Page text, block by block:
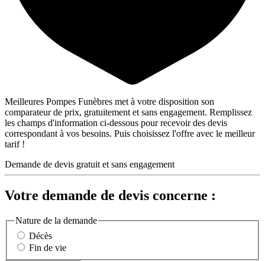
Meilleures Pompes Funèbres met à votre disposition son
comparateur de prix, gratuitement et sans engagement. Remplissez
les champs d'information ci-dessous pour recevoir des devis
correspondant à vos besoins. Puis choisissez l'offre avec le meilleur
tarif !
Demande de devis gratuit et sans engagement
Votre demande de devis concerne :
Nature de la demande
Décès
Fin de vie